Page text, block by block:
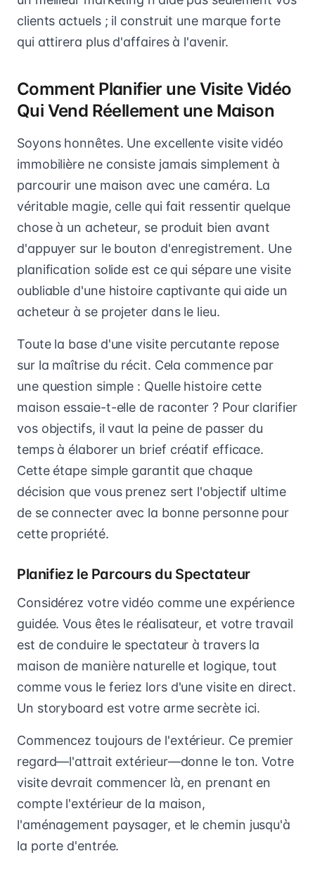
clients actuels ; il construit une marque forte
qui attirera plus d'affaires à l'avenir.
Comment Planifier une Visite Vidéo
Qui Vend Réellement une Maison
Soyons honnêtes. Une excellente visite vidéo
immobilière ne consiste jamais simplement à
parcourir une maison avec une caméra. La
véritable magie, celle qui fait ressentir quelque
chose à un acheteur, se produit bien avant
d'appuyer sur le bouton d'enregistrement. Une
planification solide est ce qui sépare une visite
oubliable d'une histoire captivante qui aide un
acheteur à se projeter dans le lieu.
Toute la base d'une visite percutante repose
sur la maîtrise du récit. Cela commence par
une question simple : Quelle histoire cette
maison essaie-t-elle de raconter ? Pour clarifier
vos objectifs, il vaut la peine de passer du
temps à élaborer un brief créatif efficace.
Cette étape simple garantit que chaque
décision que vous prenez sert l'objectif ultime
de se connecter avec la bonne personne pour
cette propriété.
Planifiez le Parcours du Spectateur
Considérez votre vidéo comme une expérience
guidée. Vous êtes le réalisateur, et votre travail
est de conduire le spectateur à travers la
maison de manière naturelle et logique, tout
comme vous le feriez lors d'une visite en direct.
Un storyboard est votre arme secrète ici.
Commencez toujours de l'extérieur. Ce premier
regard—l'attrait extérieur—donne le ton. Votre
visite devrait commencer là, en prenant en
compte l'extérieur de la maison,
l'aménagement paysager, et le chemin jusqu'à
la porte d'entrée.